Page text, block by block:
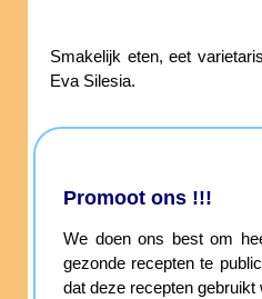
Smakelijk eten, eet
Eva Silesia.
Promoot ons !!!
We doen ons best om
gezonde recepten te
dat deze recepten